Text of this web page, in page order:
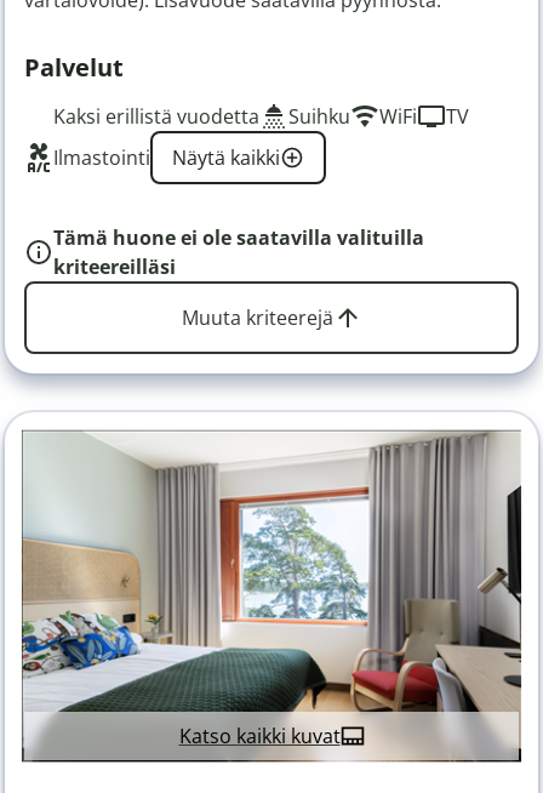
Palvelut
Kaksi erillistä vuodetta Suihku WiFi
TV
Ilmastointi
Näytä kaikki
Tämä huone ei ole saatavilla valituilla
kriteereilläsi
Muuta kriteerejä
Katso kaikki kuvat